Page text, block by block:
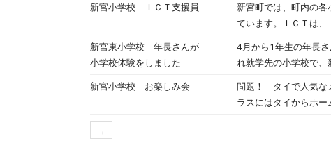
３つです。 今年度か
結果等は、２学期に
新宮小学校 ＩＣＴ支援員
新宮町では、町内の
ています。ＩＣＴは
り専門的なことにつ
様々なスタッフがそ
新宮東小学校 年長さんが
小学校体験をしました
4月から1年生の年長
れ就学先の小学校で
新宮小学校 お楽しみ会
問題！ タイで人気な
ラスにはタイからホ
→